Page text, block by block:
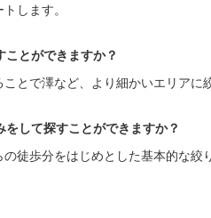
します。
とができますか？
とで澤など、より細かいエリアに
して探すことができますか？
徒歩分をはじめとした基本的な